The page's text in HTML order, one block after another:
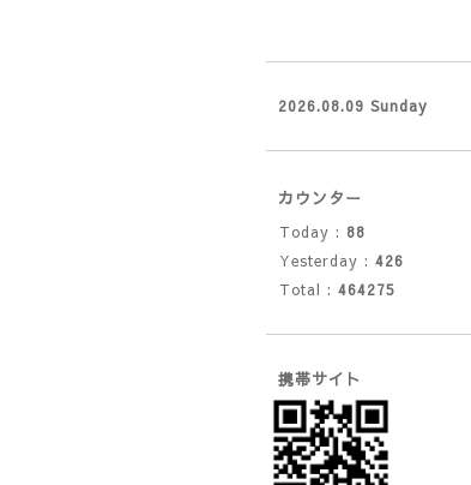
2026.08.09 Sunday
カウンター
Today : 88
Yesterday : 426
Total : 464275
携帯サイト